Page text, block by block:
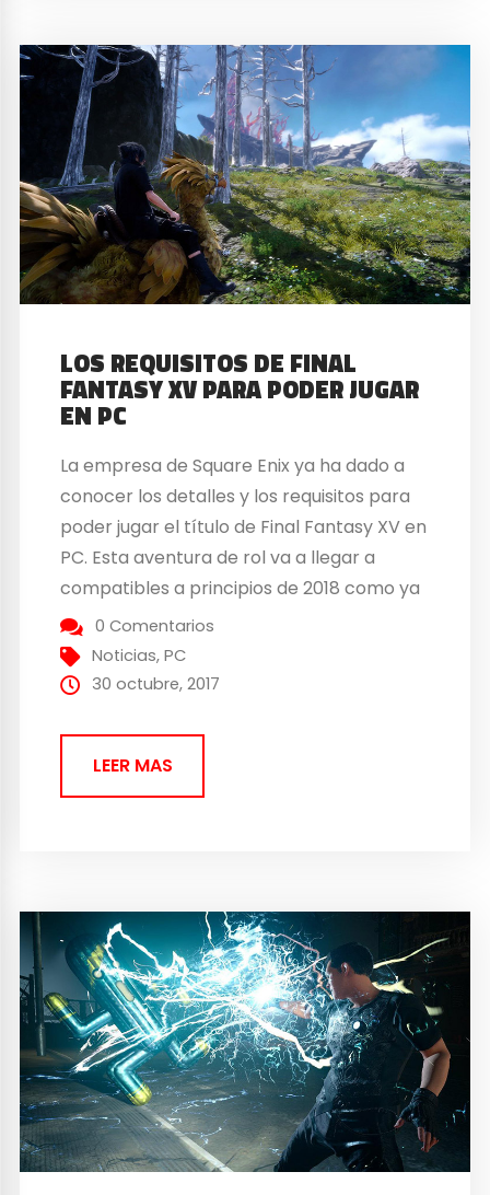
LOS REQUISITOS DE FINAL
FANTASY XV PARA PODER JUGAR
EN PC
La empresa de Square Enix ya ha dado a
conocer los detalles y los requisitos para
poder jugar el título de Final Fantasy XV en
PC. Esta aventura de rol va a llegar a
compatibles a principios de 2018 como ya
se sabe. Aunque faltan todavía detalles, se
confirma que para disfrutar este juego rol...
0 Comentarios
Noticias,PC
30 octubre, 2017
LEER MAS